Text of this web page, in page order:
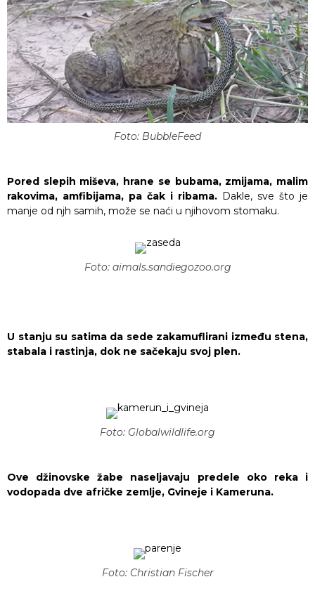
Foto: BubbleFeed
Pored slepih miševa, hrane se bubama, zmijama, malim
rakovima, amfibijama, pa čak i ribama. Dakle, sve što je
manje od njh samih, može se naći u njihovom stomaku.
Foto: aimals.sandiegozoo.org
U stanju su satima da sede zakamuflirani između stena,
stabala i rastinja, dok ne sačekaju svoj plen.
Foto: Globalwildlife.org
Ove džinovske žabe naseljavaju predele oko reka i
vodopada dve afričke zemlje, Gvineje i Kameruna.
Foto: Christian Fischer